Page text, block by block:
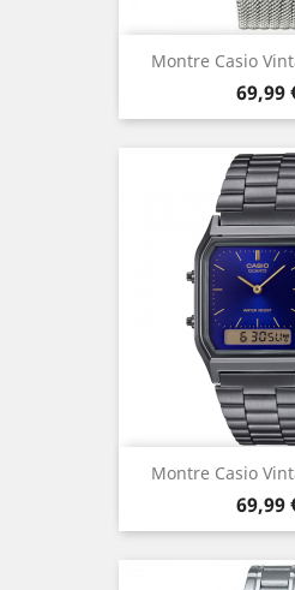
Montre Casio
Prix
69,99
Montre Casio
Prix
69,99